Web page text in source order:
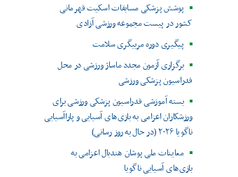
پوشش پزشکی مسابقات اسکیت قهرمانی
کشور در پیست مجموعه ورزشی آزادی
پیگیری دوره مربیگری سلامت
برگزاری آزمون مجدد ماساژ ورزشی در محل
فدراسیون پزشکی ورزشی
بسته آموزشی فدراسیون پزشکی ورزشی برای
ورزشکاران اعزامی به بازی‌های آسیایی و پاراآسیایی
ناگویا ۲۰۲۶ (در حال به روز رسانی)
معاینات ملی پوشان هندبال اعزامی به
بازی‌های آسیایی ناگویا